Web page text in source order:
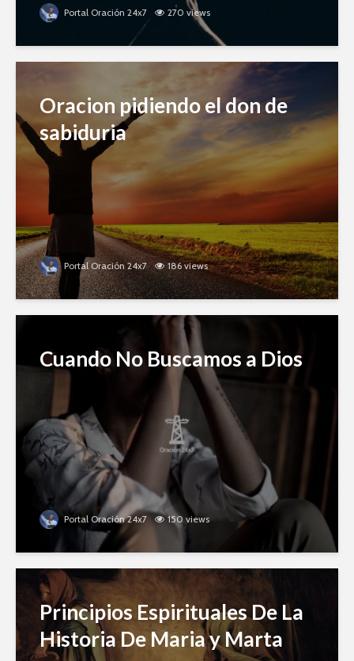
Portal Oración 24x7 270 views
Oracion pidiendo el don de
sabiduria
Portal Oración 24x7 186 views
Cuando No Buscamos a Dios
Portal Oración 24x7 150 views
Principios Espirituales De La
Historia De Maria y Marta